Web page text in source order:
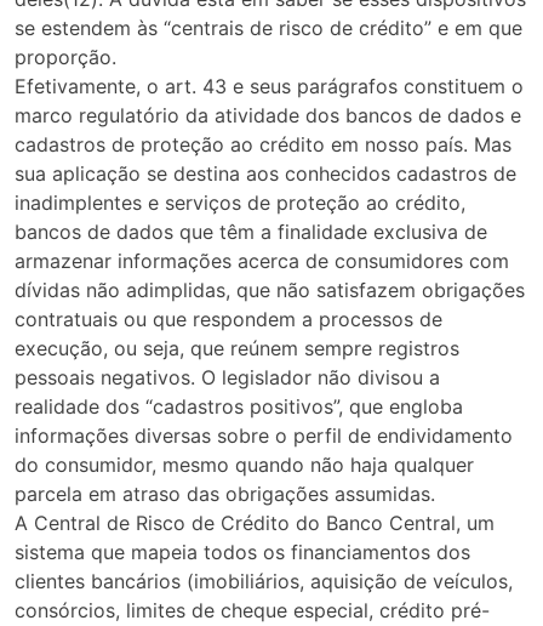
se estendem às “centrais de risco de crédito” e em que
proporção.
Efetivamente, o art. 43 e seus parágrafos constituem o
marco regulatório da atividade dos bancos de dados e
cadastros de proteção ao crédito em nosso país. Mas
sua aplicação se destina aos conhecidos cadastros de
inadimplentes e serviços de proteção ao crédito,
bancos de dados que têm a finalidade exclusiva de
armazenar informações acerca de consumidores com
dívidas não adimplidas, que não satisfazem obrigações
contratuais ou que respondem a processos de
execução, ou seja, que reúnem sempre registros
pessoais negativos. O legislador não divisou a
realidade dos “cadastros positivos”, que engloba
informações diversas sobre o perfil de endividamento
do consumidor, mesmo quando não haja qualquer
parcela em atraso das obrigações assumidas.
A Central de Risco de Crédito do Banco Central, um
sistema que mapeia todos os financiamentos dos
clientes bancários (imobiliários, aquisição de veículos,
consórcios, limites de cheque especial, crédito pré-